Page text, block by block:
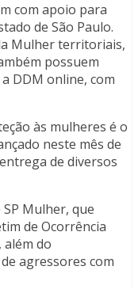
com apoio para
de São Paulo.
Mulher territoriais,
possuem
DDM online, com
às mulheres é o
neste mês de
de diversos
Mulher, que
de Ocorrência
além do
agressores com